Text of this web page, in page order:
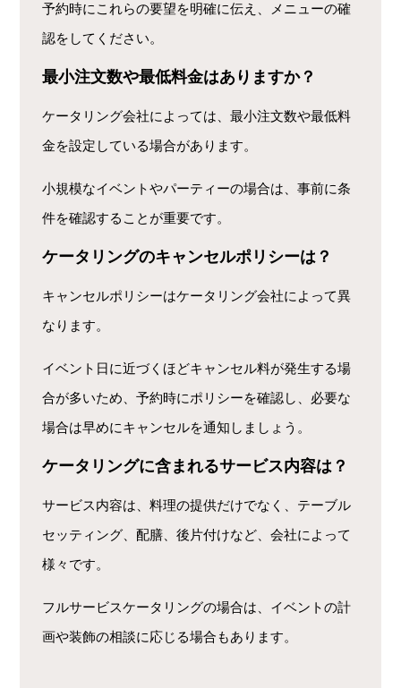
予約時にこれらの要望を明確に伝え、メニューの確
認をしてください。
最小注文数や最低料金はありますか？
ケータリング会社によっては、最小注文数や最低料
金を設定している場合があります。
小規模なイベントやパーティーの場合は、事前に条
件を確認することが重要です。
ケータリングのキャンセルポリシーは？
キャンセルポリシーはケータリング会社によって異
なります。
イベント日に近づくほどキャンセル料が発生する場
合が多いため、予約時にポリシーを確認し、必要な
場合は早めにキャンセルを通知しましょう。
ケータリングに含まれるサービス内容は？
サービス内容は、料理の提供だけでなく、テーブル
セッティング、配膳、後片付けなど、会社によって
様々です。
フルサービスケータリングの場合は、イベントの計
画や装飾の相談に応じる場合もあります。